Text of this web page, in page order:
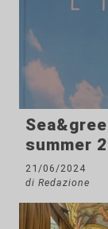
summer
21/06/2024
di Redazione